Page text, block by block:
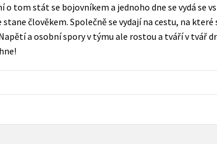
Výchova a pedagogika
Young adult
tom stát se bojovníkem a jednoho dne se vydá se
člověkem. Společně se vydají na cestu, na
a osobní spory v týmu ale rostou a tváří v tvář